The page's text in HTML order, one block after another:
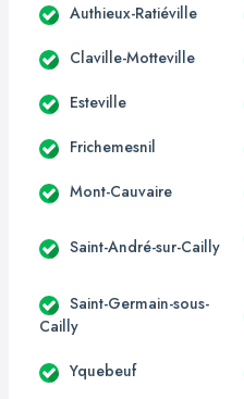
Authieux-Ratiéville
Claville-Motteville
Esteville
Frichemesnil
Mont-Cauvaire
Saint-André-sur-Cailly
Saint-Germain-sous-
Cailly
Yquebeuf